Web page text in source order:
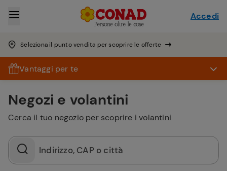
Seleziona il punto vendita per scoprire le offerte
Accedi
Vantaggi per te
Negozi e volantini
Cerca il tuo negozio per scoprire i volantini
Indirizzo, CAP o città